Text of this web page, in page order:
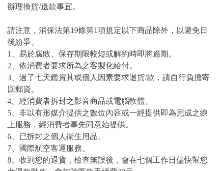
辦理換貨/退款事宜。
請注意，消保法第19條第1項規定以下商品除外，以避免日
後紛爭。
1、易於腐敗、保存期限較短或解約時即將逾期。
2、依消費者要求所為之客製化給付。
3、過了七天鑑賞其或個人因素要求退貨/款，請自行負擔寄
回郵資。
4、經消費者拆封之影音商品或電腦軟體。
5、非以有形媒介提供之數位內容或一經提供即為完成之線
上服務，經消費者事先同意始提供。
6、已拆封之個人衛生用品。
7、國際航空客運服務。
8、收到您的退貨，檢查無誤後，會在七個工作日儘快幫您